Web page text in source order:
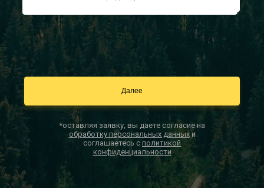
*оставляя заявку, вы даете согласие на
обработку персональных данныхи
соглашаетесь с политикой
конфиденциальности